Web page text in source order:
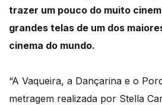
trazer um pouco do muito
grandes telas de um dos
cinema do mundo.
“A Vaqueira, a Dançarina e o
metragem realizada por Stella